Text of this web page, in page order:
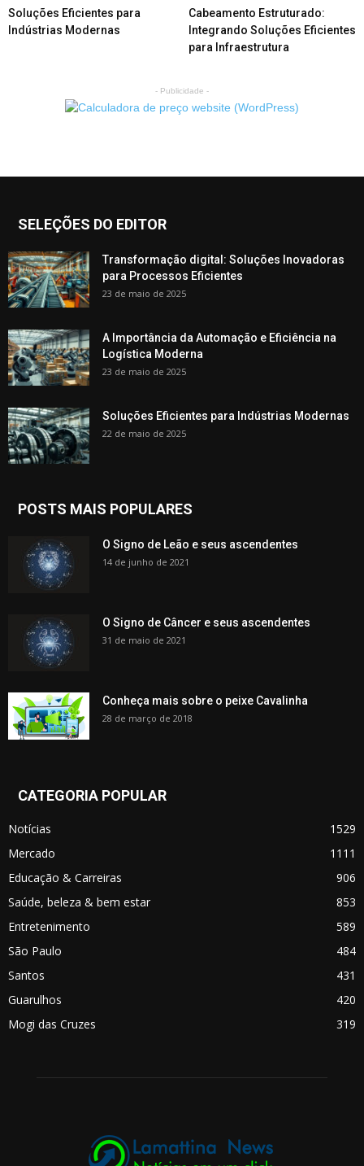
Soluções Eficientes para
Indústrias Modernas
Cabeamento Estruturado:
Integrando Soluções Eficientes
para Infraestrutura
- Publicidade -
SELEÇÕES DO EDITOR
Transformação digital: Soluções Inovadoras
para Processos Eficientes
23 de maio de 2025
A Importância da Automação e Eficiência na
Logística Moderna
23 de maio de 2025
Soluções Eficientes para Indústrias Modernas
22 de maio de 2025
POSTS MAIS POPULARES
O Signo de Leão e seus ascendentes
14 de junho de 2021
O Signo de Câncer e seus ascendentes
31 de maio de 2021
Conheça mais sobre o peixe Cavalinha
28 de março de 2018
CATEGORIA POPULAR
Notícias
1529
Mercado
1111
Educação & Carreiras
906
Saúde, beleza & bem estar
853
Entretenimento
589
São Paulo
484
Santos
431
Guarulhos
420
Mogi das Cruzes
319